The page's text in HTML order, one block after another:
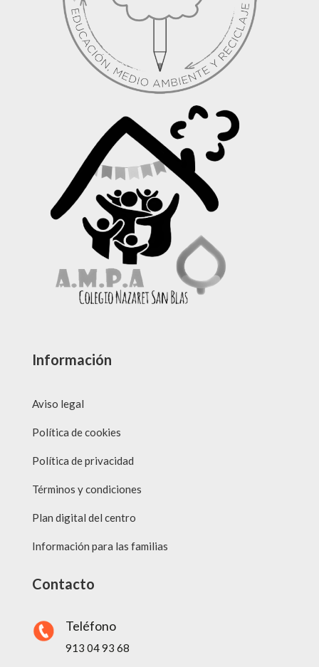
Información
Aviso legal
Política de cookies
Política de privacidad
Términos y condiciones
Plan digital del centro
Información para las familias
Contacto
Teléfono
913 04 93 68